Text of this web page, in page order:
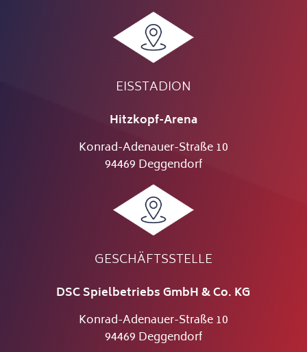
EISSTADION
Hitzkopf-Arena
Konrad-Adenauer-Straße 10
94469 Deggendorf
GESCHÄFTSSTELLE
DSC Spielbetriebs GmbH & Co. KG
Konrad-Adenauer-Straße 10
94469 Deggendorf